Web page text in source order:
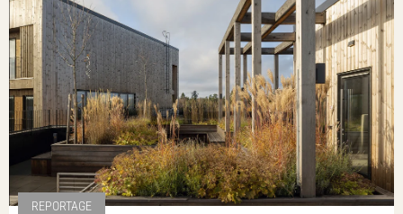
REPORTAGE